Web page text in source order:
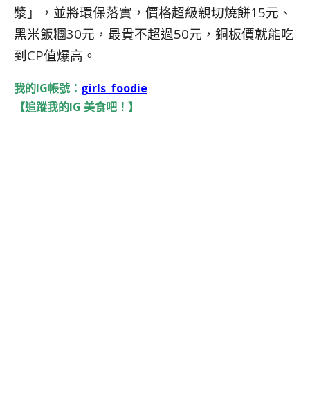
漿」，並將環保落實，價格超級親切燒餅15元、
黑米飯糰30元，最貴不超過50元，銅板價就能吃
到CP值爆高。
我的IG帳號： girls_foodie
【追蹤我的IG 美食吧！】